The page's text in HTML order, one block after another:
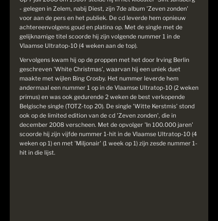
- gelegen in Zelem, nabij Diest, zijn 7de album 'Zeven zonden'
voor aan de pers en het publiek. De cd leverde hem opnieuw
achtereenvolgens goud en platina op. Met de single met de
gelijknamige titel scoorde hij zijn volgende nummer 1 in de
Vlaamse Ultratop-10 (4 weken aan de top).
Vervolgens kwam hij op de proppen met het door Irving Berlin
geschreven 'White Christmas', waarvan hij een uniek duet
maakte met wijlen Bing Crosby. Het nummer leverde hem
andermaal een nummer 1 op in de Vlaamse Ultratop-10 (2 weken
primus) en was ook gedurende 2 weken de best verkopende
Belgische single (TOTZ-top 20). De single 'Witte Kerstmis' stond
ook op de limited edition van de cd 'Zeven zonden', die in
december 2008 verscheen. Met de opvolger 'In 100.000 jaren'
scoorde hij zijn vijfde nummer 1-hit in de Vlaamse Ultratop-10 (4
weken op 1) en met 'Miljonair' (1 week op 1) zijn zesde nummer 1-
hit in die lijst.